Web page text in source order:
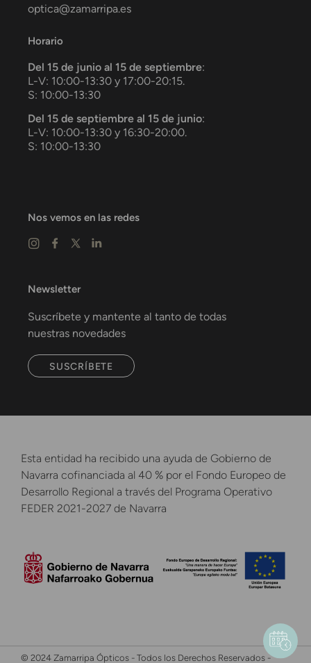
optica@zamarripa.es
Horario
Del 15 de junio al 15 de septiembre:
L-V: 10:00-13:30 y 17:00-20:15.
S: 10:00-13:30
Del 15 de septiembre al 15 de junio:
L-V: 10:00-13:30 y 16:30-20:00.
S: 10:00-13:30
Nos vemos en las redes
Newsletter
Suscríbete y mantente al tanto de todas
nuestras novedades
SUSCRÍBETE
Esta entidad ha recibido una ayuda de Gobierno de
Navarra cofinanciada al 40 % por el Fondo Europeo de
Desarrollo Regional a través del Programa Operativo
FEDER 2021-2027 de Navarra
© 2024 Zamarripa Ópticos - Todos los Derechos Reservados -